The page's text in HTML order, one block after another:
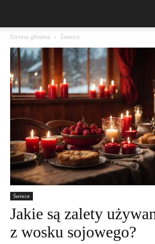
Strona główna Świece
Świece
Jakie są zalety
z wosku sojowego?